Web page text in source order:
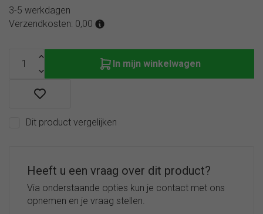
3-5 werkdagen
Verzendkosten: 0,00
In mijn winkelwagen
Dit product vergelijken
Heeft u een vraag over dit product?
Via onderstaande opties kun je contact met ons
opnemen en je vraag stellen.